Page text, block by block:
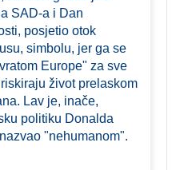
SAD-a i Dan
posjetio otok
simbolu, jer ga se
Europe" za sve
život prelaskom
Lav je, inače,
politiku Donalda
"nehumanom".